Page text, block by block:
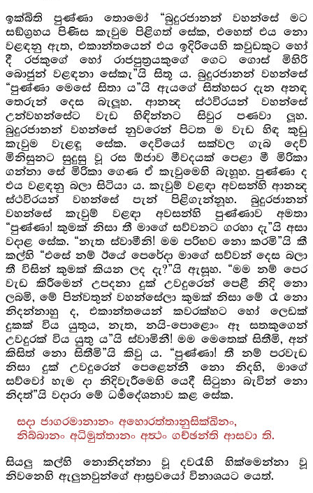
ඉක්බිති පුණ්ණා තොමෝ “බුදුරජානන් වහන්සේ මට
සඞ්ග්‍රහය පිණිස කැවුම පිළිගත් සේක, එහෙත් එය නො
වළඳනු ඇත, එකාන්තයෙන් එය ඉදිරියෙහි කවුඩකුට හෝ
දී රජකුගේ හෝ රාජපුත්‍රයකුගේ ගෙට ගොස් මිහිරි
බොජුන් වළඳනා සේකැ”යි සිතූ ය. බුදුරජානන් වහන්සේ
“‍පුණ්ණා මෙසේ සිතා ය”යි ඇයගේ සිත්හසර දැන අනඳ
තෙරුන් දෙස බැලූහ. ආනන්‍ද ස්ථවිරයන් වහන්සේ
උන්වහන්සේට වැඩ හිඳින්නට සිවුර පණවා ලූහ.
බුදුරජානන් වහන්සේ නුවරෙන් පිටත ම වැඩ හිඳ කුඩු
කැවුම වැළඳූ සේක. දෙවියෝ සක්වල ගැබ දෙව්
මිනිසුනට සුදුසු වූ රස ඕජාව මීවදයක් පෙළා මී මිරිකා
ගන්නා සේ මිරිකා ගෙණ ඒ කැවුමෙහි බැහූහ. පුණ්ණා ද
එය වළඳනු බලා සිටියා ය. කැවුම් වළඳා අවසන්හි ආනන්‍ද
ස්ථවිරයන් වහන්සේ පැන් පිළිගැන්නූහ. බුදුරජානන්
වහන්සේ කැවුම් වළඳා අවසන්හි පුණ්ණාව අමතා
“පුණ්ණා! කුමක් නිසා තී මාගේ සව්වනට ගරහා දැ”යි අසා
වදාළ සේක. “නැත ස්වාමීනි! මම පරිභව නො කරමි”යි කී
කල්හි “එසේ නම් ඊයේ පෙරේදා මාගේ සව්වන් දෙස බලා
තී විසින් කුමක් කියන ලද දැ?”යි ඇසූහ. “මම නම් පෙර
වැඩ කිරීමෙන් උපදනා දුක් උවදුරෙන් පෙළී නිදි නො
ලබමි, මේ පින්වතුන් වහන්සේලා කුමක් නිසා මේ රෑ නො
නිදන්නාහු ද, එකාන්තයෙන් කවරක්හට හෝ ලෙඩක්
දුකක් විය යුතුය, නැත, නයි-පොළොං ඈ සතකුගෙන්
උවදුරක් විය යුතු ය”යි ස්වාමිනී! මම මෙතෙක් සිතීමි, අන්
කිසිත් නො සිතීමි”යි කිවු ය. “පුණ්ණා! තී නම් පරවැඩ
නිසා දුක් උවදුරෙන් පෙළෙන්නී නො නිදහි, මාගේ
සව්වෝ හැම දා නිදිවැරීමෙහි යෙදී සිටුනා බැවින් නො
නිදත්”යි වදාරා මේ ධර්‍මදේශනාව කළ සේක.
සදා ජාගරමානානං අහොරත්තානුසික්ඛිනං,
නිබ්බානං අධිමුත්තානං අත්‍ථං ගච්ඡන්ති ආසවා ති.
සියලු කල්හි නොනිදන්නා වූ දවරෑහි හික්මෙන්නා වූ
නිවනෙහි ඇලුනවුන්ගේ ආස්‍රවයෝ විනාශයට යෙත්.